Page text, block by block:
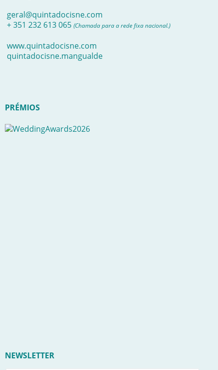
geral@quintadocisne.com
+ 351 232 613 065 (Chamada para a rede fixa nacional.)
www.quintadocisne.com
quintadocisne.mangualde
PRÉMIOS
NEWSLETTER